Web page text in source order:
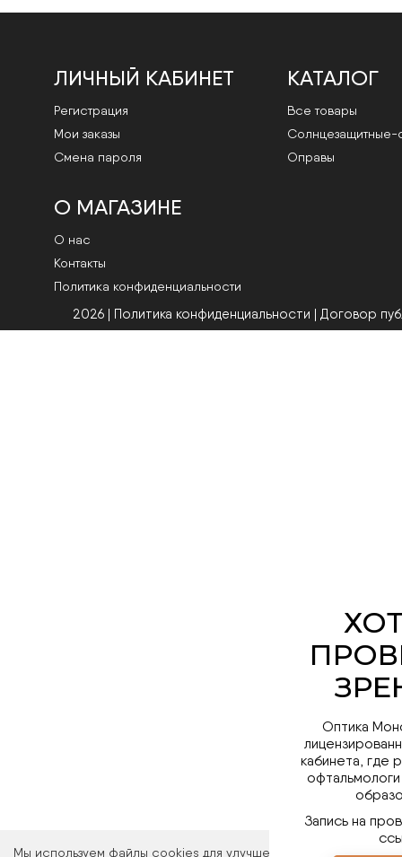
Мы используем файлы cookies для улучшения работы сайта.
ЛИЧНЫЙ КАБИНЕТ
Регистрация
Мои заказы
Смена пароля
КАТАЛОГ
Все товары
Cолнцезащитные-
Оправы
О МАГАЗИНЕ
О нас
Контакты
Политика конфиденциальности
2026 | Политика конфиденциальности | Договор
Оптика
кабинета, где
Запись на